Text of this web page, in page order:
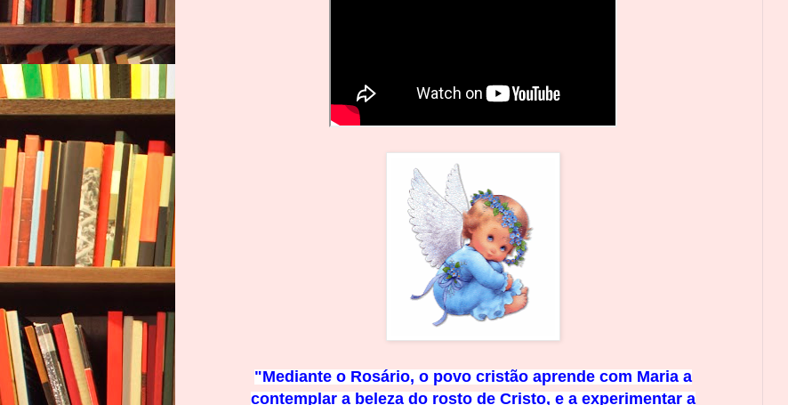
"Mediante o Rosário, o povo cristão aprende com Maria a
contemplar a beleza do rosto de Cristo, e a experimentar a